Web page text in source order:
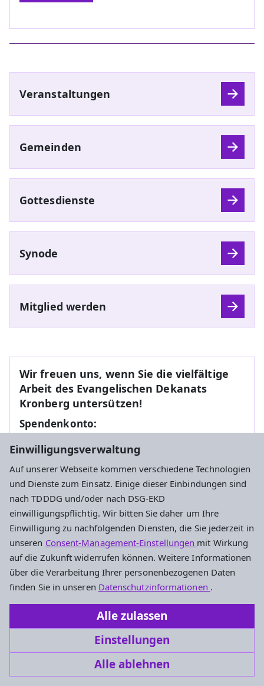
Einwilligungsverwaltung
Auf unserer Webseite kommen verschiedene Technologien
und Dienste zum Einsatz. Einige dieser Einbindungen sind
nach TDDDG und/oder nach DSG-EKD
einwilligungspflichtig. Wir bitten Sie daher um Ihre
Einwilligung zu nachfolgenden Diensten, die Sie jederzeit in
unseren Consent-Management-Einstellungen mit Wirkung
auf die Zukunft widerrufen können. Weitere Informationen
über die Verarbeitung Ihrer personenbezogenen Daten
finden Sie in unseren Datenschutzinformationen .
Alle zulassen
Einstellungen
Alle ablehnen
Veranstaltungen
Gemeinden
Gottesdienste
Synode
Mitglied werden
Wir freuen uns, wenn Sie die vielfältige
Arbeit des Evangelischen Dekanats
Kronberg untersützen!
Spendenkonto:
Kontoinhaber:Ev.
Regionalverwaltungsverband Oberursel
IBAN:
DE48 5206 0410 0004 1002 04
BIC:GENODEF1EK1
Bank:Evangelische Bank eG